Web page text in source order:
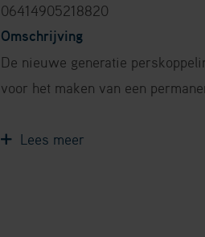
06414905218820
Omschrijving
De nieuwe generatie
voor het maken van een